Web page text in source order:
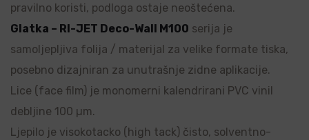
pravilno koristi, podloga ostaje neoštećena.
Glatka – RI-JET Deco-Wall M100 serija je
samoljepljiva folija / materijal za velike formate tiska,
posebno dizajniran za unutrašnje zidne aplikacije.
Lice (face film) je monomerni kalendrirani PVC vinil
debljine 100 µm.
Ljepilo je visokotacko (high tack) čisto, solventno-